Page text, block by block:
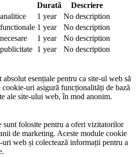
Durată
Descriere
1 year
No description
1 year
No description
1 year
No description
1 year
No description
esențiale pentru ca site-ul web să
uri asigură funcționalități de bază
ale site-ului web, în mod anonim.
sunt folosite pentru a oferi vizitatorilor
de marketing. Aceste module cookie
web și colectează informații pentru a